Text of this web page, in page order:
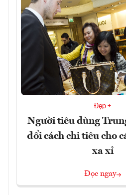
Đẹp +
Người tiêu dùng
đổi cách chi tiêu cho
xa xỉ
Đọc ngay